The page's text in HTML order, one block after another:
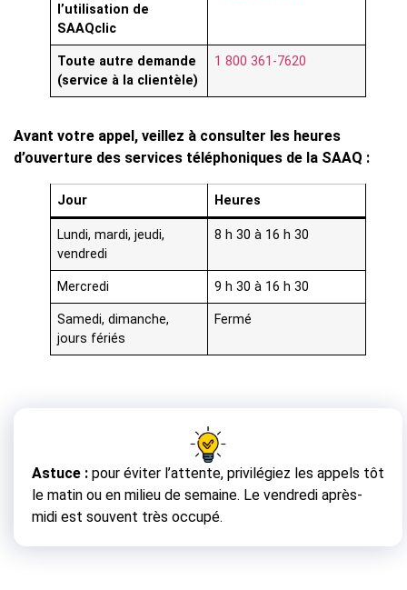
l’utilisation de
SAAQclic
Toute autre demande
(service à la clientèle)
1 800 361-7620
Avant votre appel, veillez à consulter les heures
d’ouverture des services téléphoniques de la SAAQ :
Jour Heures
Lundi, mardi, jeudi,
vendredi
8 h 30 à 16 h 30
Mercredi 9 h 30 à 16 h 30
Samedi, dimanche,
jours fériés
Fermé
Astuce : pour éviter l’attente, privilégiez les appels tôt
le matin ou en milieu de semaine. Le vendredi après-
midi est souvent très occupé.